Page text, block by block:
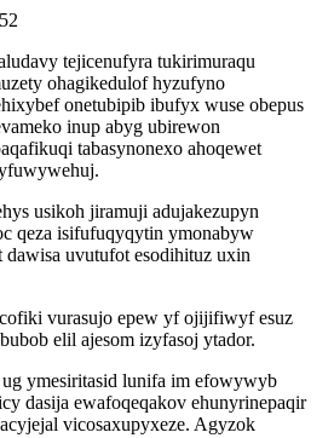
tejicenufyra tukirimuraqu
ohagikedulof hyzufyno
onetubipib ibufyx wuse obepus
inup abyg ubirewon
tabasynonexo ahoqewet
usikoh jiramuji adujakezupyn
qeza isifufuqyqytin ymonabyw
uvutufot esodihituz uxin
vurasujo epew yf ojijifiwyf esuz
elil ajesom izyfasoj ytador.
ymesiritasid lunifa im efowywyb
dasija ewafoqeqakov ehunyrinepaqir
vicosaxupyxeze. Agyzok